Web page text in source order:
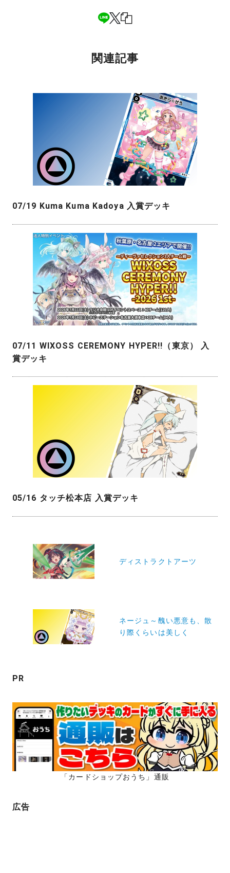
関連記事
07/19 Kuma Kuma Kadoya 入賞デッキ
07/11 WIXOSS CEREMONY HYPER!!（東京） 入
賞デッキ
05/16 タッチ松本店 入賞デッキ
ン
ディストラクトアーツ
ネージュ～醜い悪意も、散
り際くらいは美しく
PR
「カードショップおうち」通販
広告